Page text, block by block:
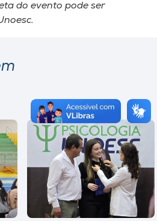
do evento pode ser